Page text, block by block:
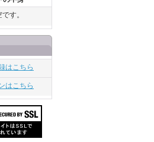
す。
はこちら
はこちら